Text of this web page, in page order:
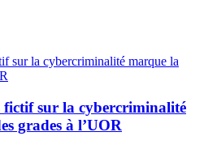
fictif sur la cybercriminalité
grades à l’UOR